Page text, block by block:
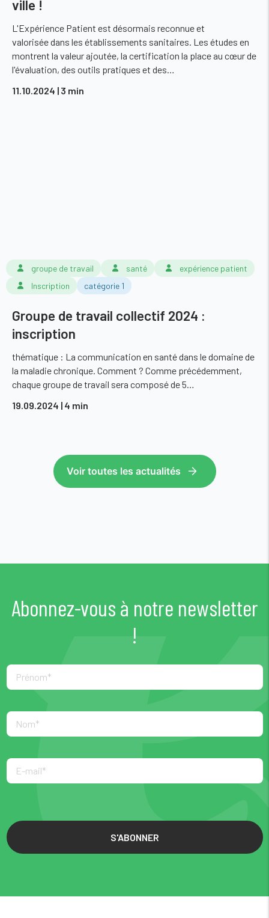
ville !
L'Expérience Patient est désormais reconnue et
valorisée dans les établissements sanitaires. Les études en
montrent la valeur ajoutée, la certification la place au cœur de
l'évaluation, des outils pratiques et des…
11.10.2024 | 3 min
groupe de travail santé
expérience patient
Inscription
catégorie 1
Groupe de travail collectif 2024 :
inscription
thématique : La communication en santé dans le domaine de
la maladie chronique. Comment ? Comme précédemment,
chaque groupe de travail sera composé de 5…
19.09.2024 | 4 min
Voir toutes les actualités
Abonnez-vous à notre newsletter
!
S'ABONNER